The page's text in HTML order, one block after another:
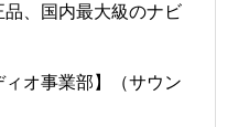
、国内最大級のナビ
ィオ事業部】（サウン